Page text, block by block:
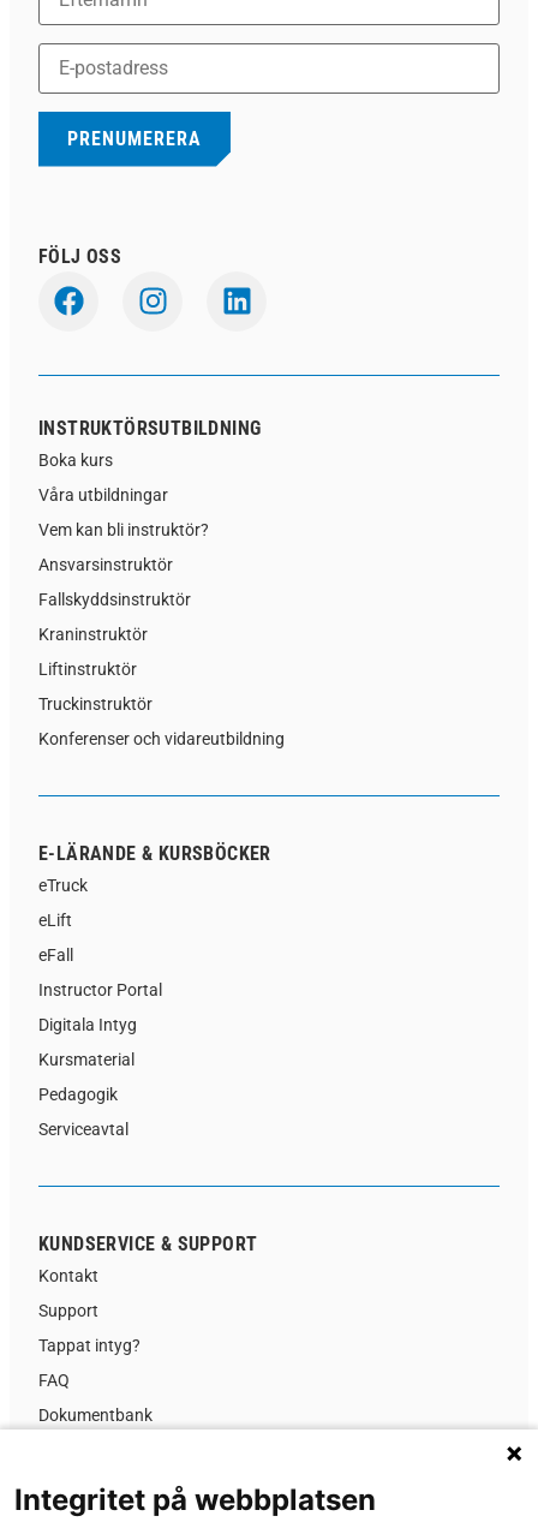
FÖLJ OSS
INSTRUKTÖRSUTBILDNING
Boka kurs
Våra utbildningar
Vem kan bli instruktör?
Ansvarsinstruktör
Fallskyddsinstruktör
Kraninstruktör
Liftinstruktör
Truckinstruktör
Konferenser och vidareutbildning
E-LÄRANDE & KURSBÖCKER
eTruck
eLift
eFall
Instructor Portal
Digitala Intyg
Kursmaterial
Pedagogik
Serviceavtal
KUNDSERVICE & SUPPORT
Kontakt
Support
Tappat intyg?
FAQ
Dokumentbank
Integritet på webbplatsen